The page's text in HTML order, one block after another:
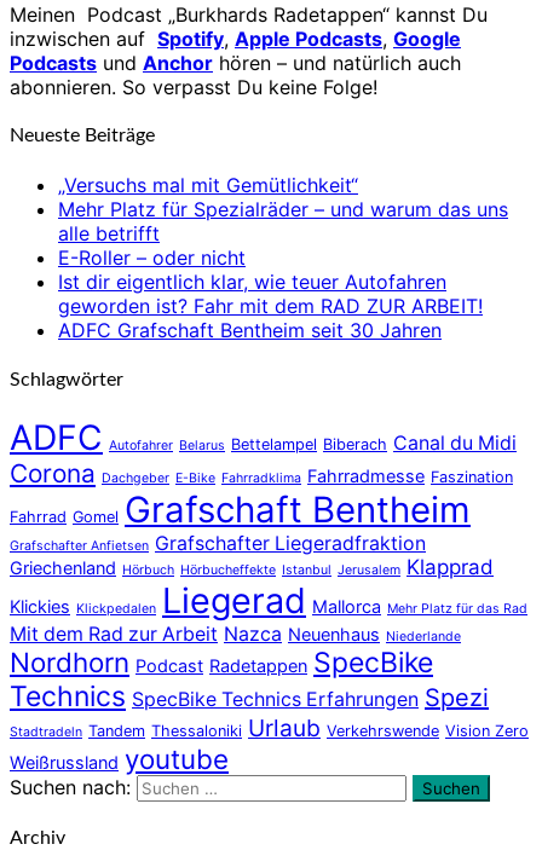
Meinen Podcast „Burkhards Radetappen“ kannst Du
inzwischen auf Spotify, Apple Podcasts, Google
Podcasts und Anchor hören – und natürlich auch
abonnieren. So verpasst Du keine Folge!
Neueste Beiträge
„Versuchs mal mit Gemütlichkeit“
Mehr Platz für Spezialräder – und warum das uns
alle betrifft
E-Roller – oder nicht
Ist dir eigentlich klar, wie teuer Autofahren
geworden ist? Fahr mit dem RAD ZUR ARBEIT!
ADFC Grafschaft Bentheim seit 30 Jahren
Schlagwörter
ADFC Autofahrer Belarus Bettelampel Biberach Canal du Midi
Corona Dachgeber E-Bike Fahrradklima Fahrradmesse Faszination
Fahrrad Gomel Grafschaft Bentheim
Grafschafter Anfietsen Grafschafter Liegeradfraktion
Griechenland Hörbuch Hörbucheffekte Istanbul Jerusalem Klapprad
Klickies Klickpedalen Liegerad Mallorca Mehr Platz für das Rad
Mit dem Rad zur Arbeit Nazca Neuenhaus Niederlande
Nordhorn Podcast Radetappen SpecBike
Technics SpecBike Technics Erfahrungen Spezi
Stadtradeln Tandem Thessaloniki Urlaub Verkehrswende Vision Zero
Weißrussland youtube
Suchen nach: Suchen
Archiv